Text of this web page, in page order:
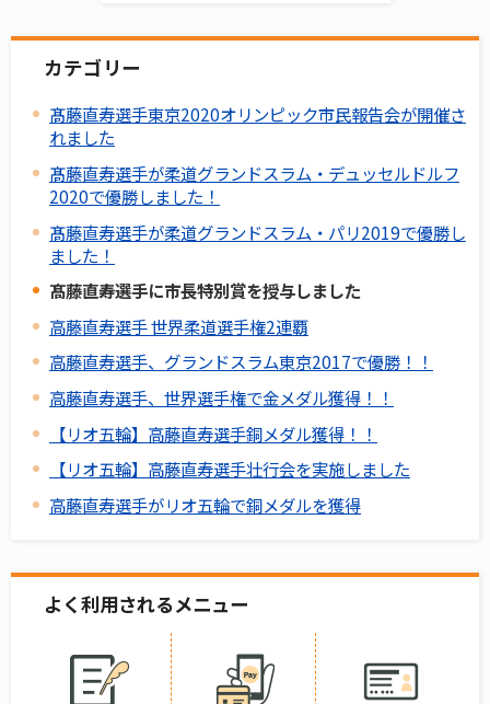
カテゴリー
髙藤直寿選手東京2020オリンピック市民報告会が開催さ
れました
髙藤直寿選手が柔道グランドスラム・デュッセルドルフ
2020で優勝しました！
髙藤直寿選手が柔道グランドスラム・パリ2019で優勝し
ました！
髙藤直寿選手に市長特別賞を授与しました
高藤直寿選手 世界柔道選手権2連覇
高藤直寿選手、グランドスラム東京2017で優勝！！
高藤直寿選手、世界選手権で金メダル獲得！！
【リオ五輪】高藤直寿選手銅メダル獲得！！
【リオ五輪】高藤直寿選手壮行会を実施しました
高藤直寿選手がリオ五輪で銅メダルを獲得
よく利用されるメニュー